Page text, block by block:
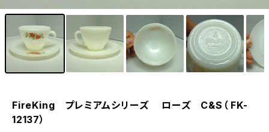
FireKing プレミアムシリーズ ローズ C&S（ FK-
12137）